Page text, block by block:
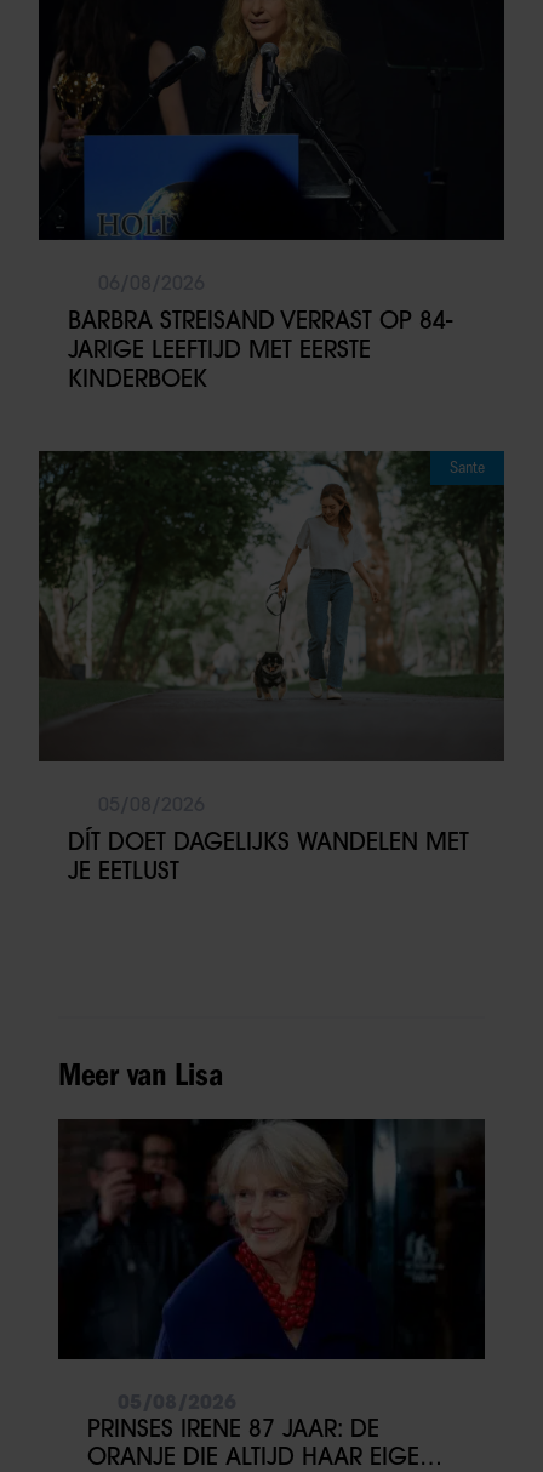
BARBRA STREISAND VERRAST OP 84-
JARIGE LEEFTIJD MET EERSTE
KINDERBOEK
Sante
DÍT DOET DAGELIJKS WANDELEN MET
JE EETLUST
Meer van Lisa
PRINSES IRENE 87 JAAR: DE
ORANJE DIE ALTIJD HAAR EIGEN